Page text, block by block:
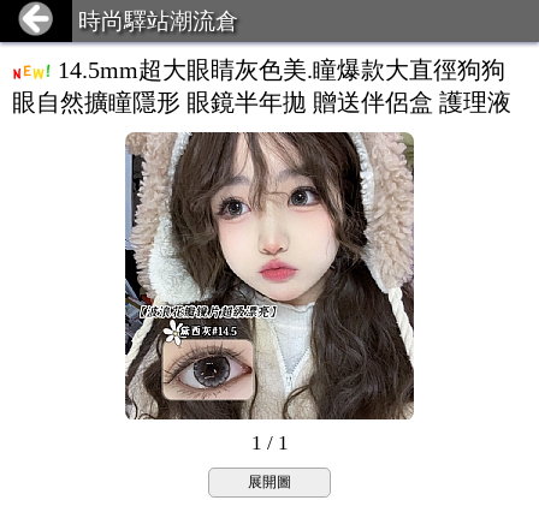
時尚驛站潮流倉
14.5mm超大眼睛灰色美.瞳爆款大直徑狗狗
眼自然擴瞳隱形 眼鏡半年拋 贈送伴侶盒 護理液
1 / 1
展開圖